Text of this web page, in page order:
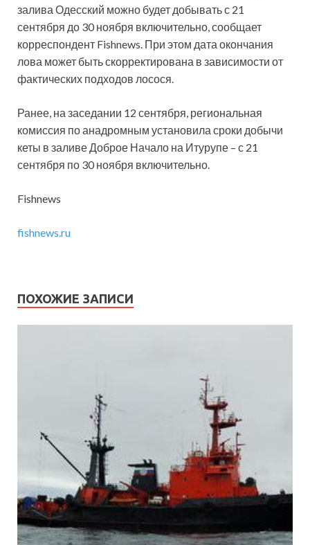
залива Одесский можно будет добывать с 21
сентября до 30 ноября включительно, сообщает
корреспондент Fishnews. При этом дата окончания
лова может быть скорректирована в зависимости от
фактических подходов лосося.
Ранее, на заседании 12 сентября, региональная
комиссия по анадромным установила сроки добычи
кеты в заливе Доброе Начало на Итурупе – с 21
сентября по 30 ноября включительно.
Fishnews
fishnews.ru
ПОХОЖИЕ ЗАПИСИ